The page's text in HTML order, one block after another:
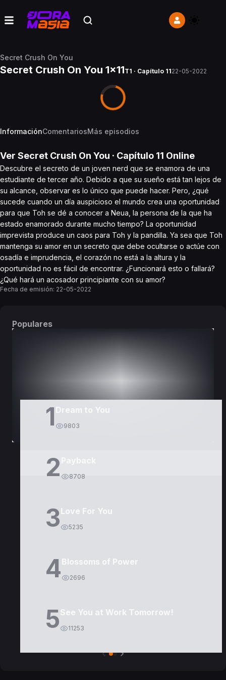
Secret Crush On You
Secret Crush On You 1x11T1 · Capítulo 1122-05-2022
InformaciónComentariosMás episodios
Ver Secret Crush On You · Capítulo 11 Online
Descubre el secreto de un joven nerd que se enamora de una
estudiante de tercer año. Debido a que su sueño está tan lejos de
su alcance, observar es lo único que puede hacer. Pero, ¿qué
sucede cuando un día auspicioso el mundo crea una oportunidad
para que Toh se dé a conocer a Neua, la persona de la que ha
estado enamorado durante mucho tiempo? La oportunidad
imprevista produce un caos para Toh y la pandilla. Ya sea que Toh
mantenga su amor en un secreto que debe ocultarse o actúe con
osadía e imprudencia, el corazón no está a la altura y la
oportunidad no es fácil de encontrar. ¿Funcionará esto o fallará?
¿Qué hará un acosador principiante con su amor?
Fecha de emisión: 22-05-2022
Populares
1 Dream to You
9803
2 8708
3Love For You
5235
4Blossoms of Power
2696
5See You at Work Tomorrow!
11253